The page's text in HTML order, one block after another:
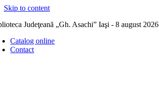
Skip to content
Judeţeană „Gh. Asachi” Iaşi - 8 august 2026
Catalog online
Contact